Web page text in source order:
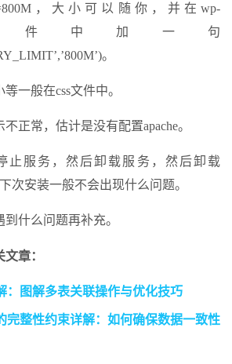
，大小可以随你，并在wp-
文件中加一句
。
一般在css文件中。
正常，估计是没有配置apache。
止服务，然后卸载服务，然后卸载
次安装一般不会出现什么问题。
什么问题再补充。
章：
：图解多表关联操作与优化技巧
完整性约束详解：如何确保数据一致性